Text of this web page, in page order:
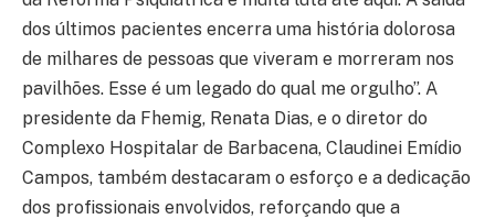
dos últimos pacientes encerra uma história dolorosa
de milhares de pessoas que viveram e morreram nos
pavilhões. Esse é um legado do qual me orgulho”. A
presidente da Fhemig, Renata Dias, e o diretor do
Complexo Hospitalar de Barbacena, Claudinei Emídio
Campos, também destacaram o esforço e a dedicação
dos profissionais envolvidos, reforçando que a